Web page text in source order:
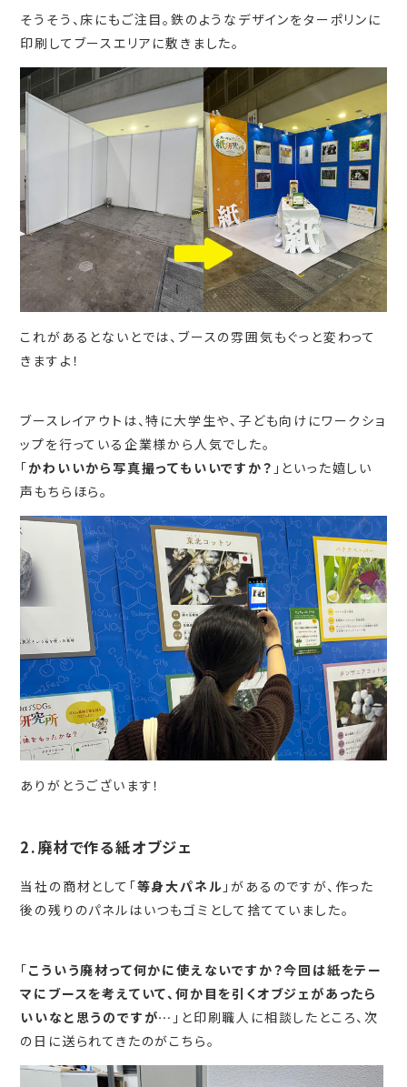
そうそう、床にもご注目。鉄のようなデザインをターポリンに
印刷してブースエリアに敷きました。
これがあるとないとでは、ブースの雰囲気もぐっと変わって
きますよ！
ブースレイアウトは、特に大学生や、子ども向けにワークショ
ップを行っている企業様から人気でした。
「かわいいから写真撮ってもいいですか？ 」といった嬉しい
声もちらほら。
ありがとうございます！
2.廃材で作る紙オブジェ
当社の商材として「等身大パネル 」があるのですが、作った
後の残りのパネルはいつもゴミとして捨てていました。
「こういう廃材って何かに使えないですか？今回は紙をテー
マにブースを考えていて、何か目を引くオブジェがあったら
いいなと思うのですが… 」と印刷職人に相談したところ、次
の日に送られてきたのがこちら。